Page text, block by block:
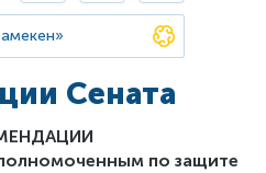
РК Сената
по защите